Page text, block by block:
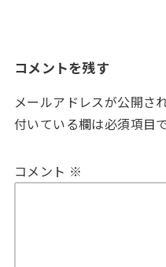
コメントを残す
メールアドレスが公開さ
付いている欄は必須項目
コメント ※